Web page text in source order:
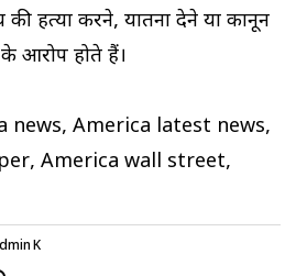
की हत्या करने, यातना देने या कानून
आरोप होते हैं।
news, America latest news,
America wall street,
K